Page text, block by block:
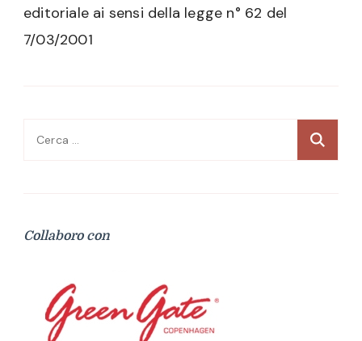
editoriale ai sensi della legge n° 62 del
7/03/2001
Ricerca
Collaboro con